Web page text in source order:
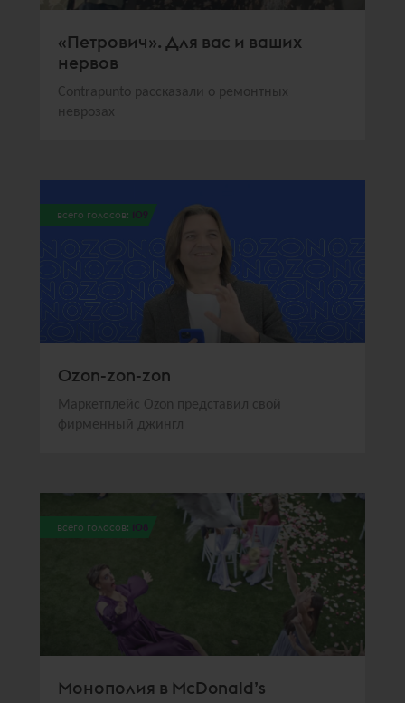
«Петрович». Для вас и ваших
нервов
Contrapunto рассказали о ремонтных
неврозах
всего голосов: 109
Ozon-zon-zon
Маркетплейс Ozon представил свой
фирменный джингл
всего голосов: 108
Монополия в McDonald’s